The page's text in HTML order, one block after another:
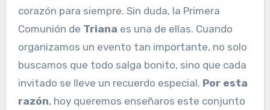
corazón para siempre. Sin duda, la Primera
Comunión de Triana es una de ellas. Cuando
organizamos un evento tan importante, no solo
buscamos que todo salga bonito, sino que cada
invitado se lleve un recuerdo especial. Por esta
razón, hoy queremos enseñaros este conjunto